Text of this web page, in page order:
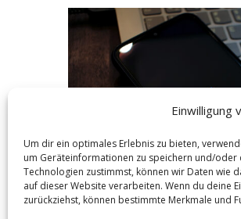
Einwilligung
Um dir ein optimales Erlebnis zu bieten,
um Geräteinformationen zu speichern und/oder
Technologien zustimmst, können wir Daten wie
auf dieser Website verarbeiten. Wenn du deine
zurückziehst, können bestimmte Merkmale und